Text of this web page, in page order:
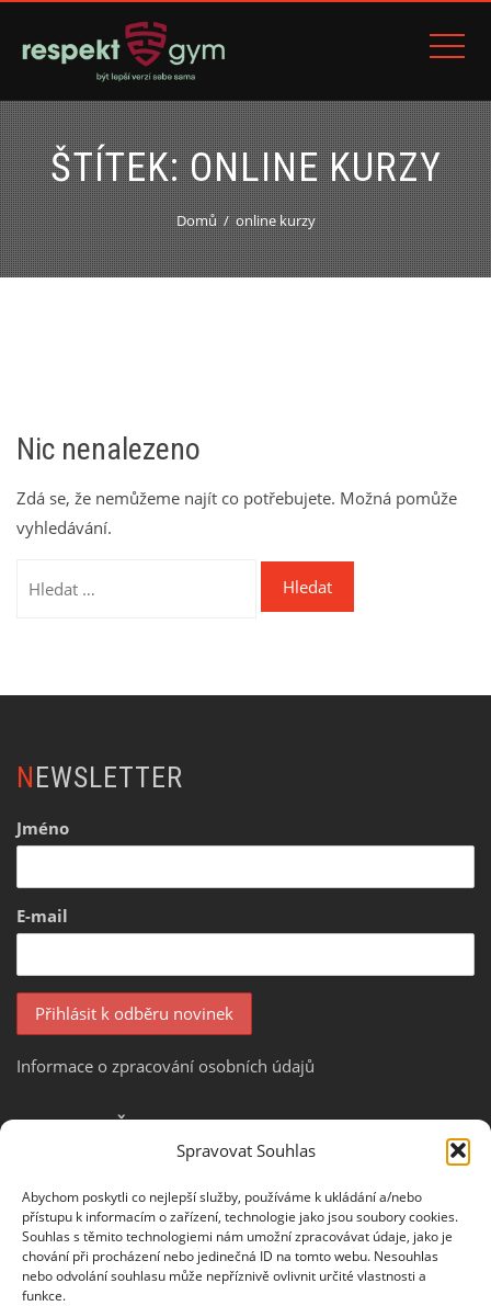
Spravovat Souhlas
Abychom poskytli co nejlepší služby, používáme k ukládání a/nebo
přístupu k informacím o zařízení, technologie jako jsou soubory cookies.
Souhlas s těmito technologiemi nám umožní zpracovávat údaje, jako je
chování při procházení nebo jedinečná ID na tomto webu. Nesouhlas
nebo odvolání souhlasu může nepříznivě ovlivnit určité vlastnosti a
funkce.
ŠTÍTEK:ONLINE KURZY
Domů online kurzy
Nic nenalezeno
Zdá se, že nemůžeme najít co potřebujete. Možná pomůže
vyhledávání.
NEWSLETTER
Jméno
E-mail
Informace o zpracování osobních údajů
PARTNEŘI